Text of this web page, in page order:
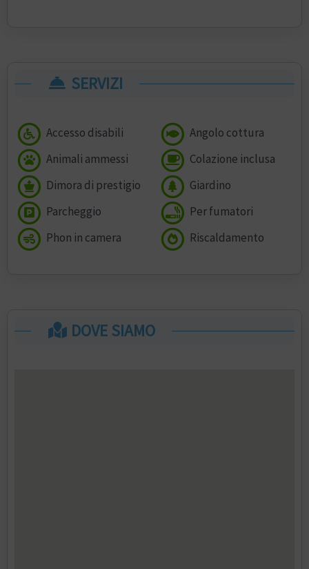
SERVIZI
Accesso disabili
Angolo cottura
Animali ammessi
Colazione inclusa
Dimora di prestigio
Giardino
Parcheggio
Per fumatori
Phon in camera
Riscaldamento
DOVE SIAMO